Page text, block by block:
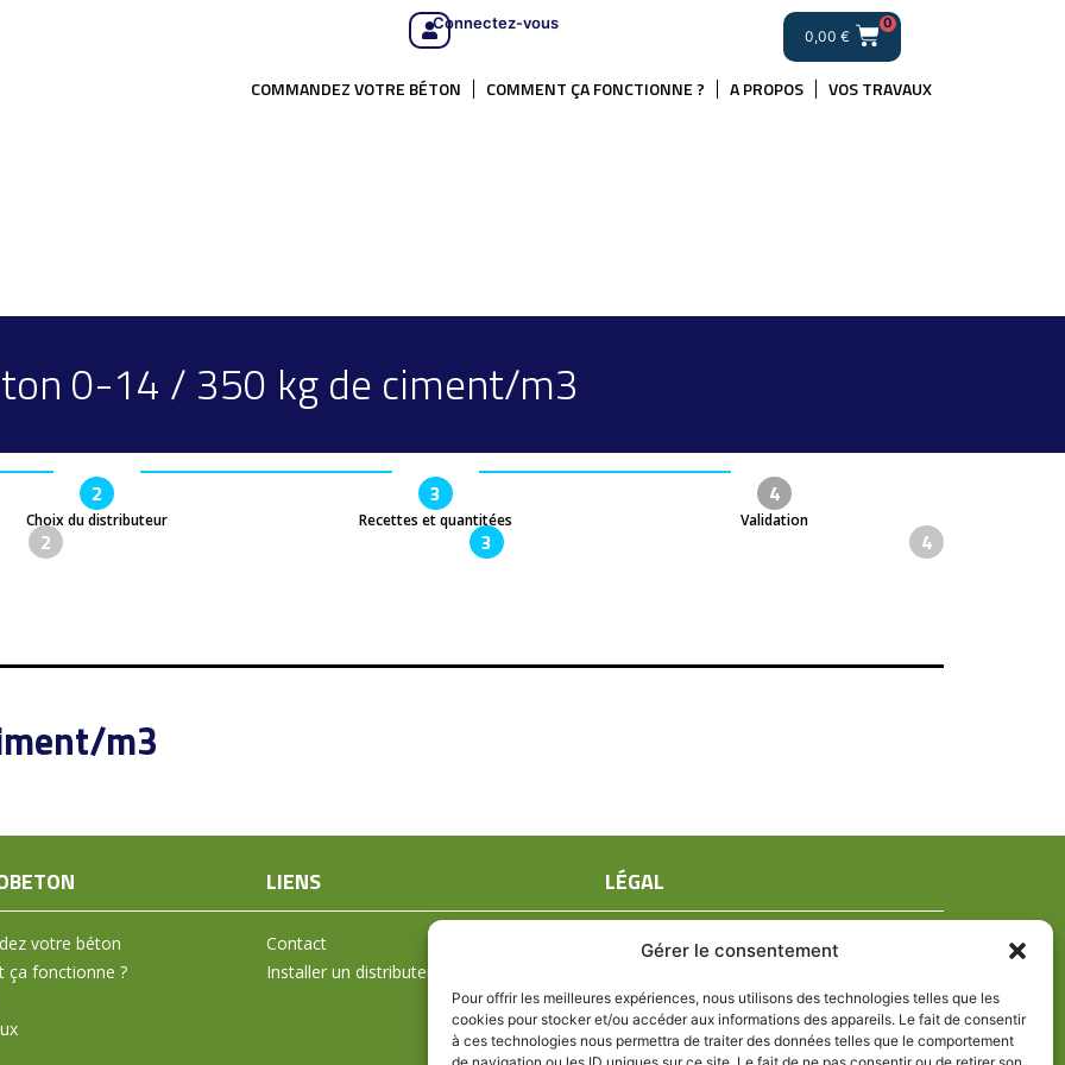
Gérer le consentement
Pour offrir les meilleures expériences, nous utilisons des technologies telles que les
cookies pour stocker et/ou accéder aux informations des appareils. Le fait de consentir
à ces technologies nous permettra de traiter des données telles que le comportement
Connectez-vous
0,00 €
0
COMMANDEZ VOTRE BÉTON COMMENT ÇA FONCTIONNE ? A PROPOS VOS TRAVAUX
0-14 / 350 kg de ciment/m3
2
Choix du distributeur
3
Recettes et quantitées
4
Validation
2 3 4
m3
votre béton
ça fonctionne ?
LIENS
Contact
Installer un distributeur
LÉGAL
Mentions légales
Politique de confidentialité
Politique de cookies (UE)